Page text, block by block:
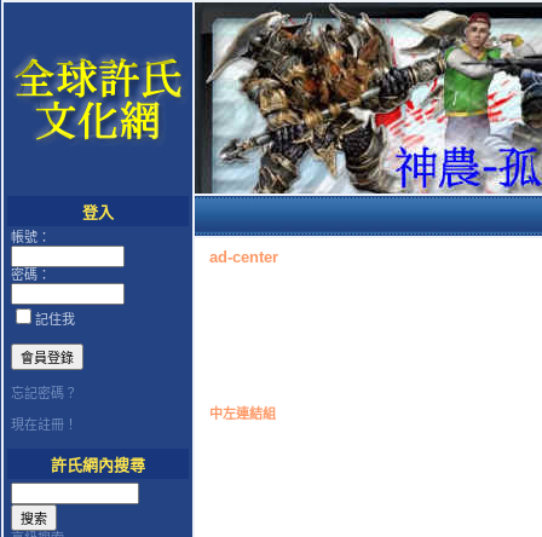
登入
帳號：
密碼：
記住我
忘記密碼？
現在註冊！
許氏網內搜尋
ad-center
中左連結組